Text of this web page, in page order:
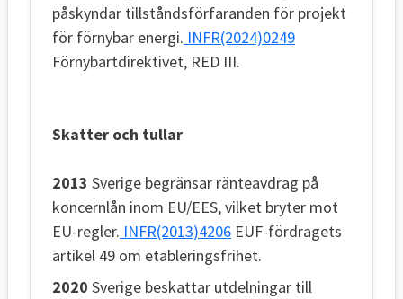
påskyndar tillståndsförfaranden för projekt
för förnybar energi. INFR(2024)0249
Förnybartdirektivet, RED III.
Skatter och tullar
2013 Sverige begränsar ränteavdrag på
koncernlån inom EU/EES, vilket bryter mot
EU-regler. INFR(2013)4206 EUF-fördragets
artikel 49 om etableringsfrihet.
2020 Sverige beskattar utdelningar till